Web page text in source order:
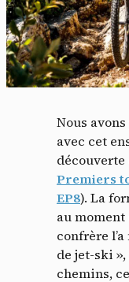
Nous
avec cet
découverte
Premiers
EP8). La
au
confrère
de jet-ski
chemins,